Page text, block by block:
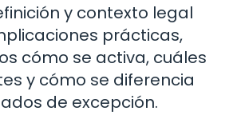
y contexto legal
prácticas,
cómo se activa, cuáles
y cómo se diferencia
de excepción.